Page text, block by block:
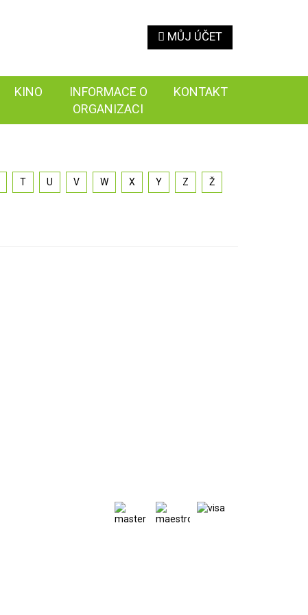
MŮJ ÚČET
KINO
INFORMACE O
ORGANIZACI
KONTAKT
T U V W X Y Z Ž